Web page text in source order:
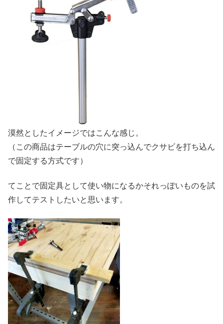
漠然としたイメージではこんな感じ。
（この商品はテーブルの穴に突っ込んでクサビを打ち込ん
で固定する方式です）
てことで固定具として使い物になるかそれっぽいものを試
作してテストしたいと思います。